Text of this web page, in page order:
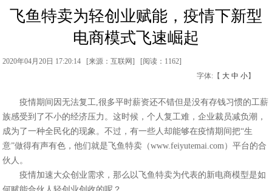
飞鱼特卖为轻创业赋能，疫情下新型
电商模式飞速崛起
2020年04月20日 17:20:14 [来源：互联网] [阅读：1162]
字体:【 大 中 小】
疫情期间因无法复工,很多平时薪资还不错但是没有存钱习惯的工薪
族感受到了不小的经济压力。这时候，个人复工难，企业裁员减负潮，
成为了一种全民化的现象。不过，有一些人却能够在疫情期间把“生
意”做得有声有色，他们就是飞鱼特卖（www.feiyutemai.com）平台的合
伙人。
疫情加速大众创业需求，那么以飞鱼特卖为代表的新电商模型是如